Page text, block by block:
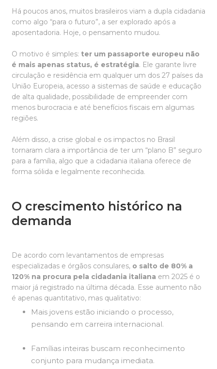
Há poucos anos, muitos brasileiros viam a dupla cidadania
como algo “para o futuro”, a ser explorado após a
aposentadoria. Hoje, o pensamento mudou.
O motivo é simples: ter um passaporte europeu não
é mais apenas status, é estratégia. Ele garante livre
circulação e residência em qualquer um dos 27 países da
União Europeia, acesso a sistemas de saúde e educação
de alta qualidade, possibilidade de empreender com
menos burocracia e até benefícios fiscais em algumas
regiões.
Além disso, a crise global e os impactos no Brasil
tornaram clara a importância de ter um “plano B” seguro
para a família, algo que a cidadania italiana oferece de
forma sólida e legalmente reconhecida.
O crescimento histórico na
demanda
De acordo com levantamentos de empresas
especializadas e órgãos consulares, o salto de 80% a
120% na procura pela cidadania italiana em 2025 é o
maior já registrado na última década. Esse aumento não
é apenas quantitativo, mas qualitativo:
Mais jovens estão iniciando o processo,
pensando em carreira internacional.
Famílias inteiras buscam reconhecimento
conjunto para mudança imediata.